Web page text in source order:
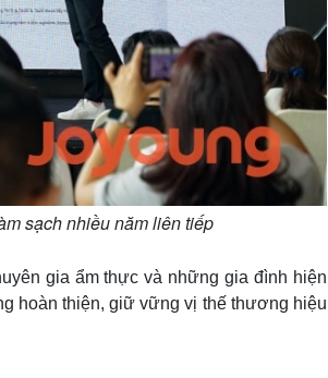
sạch nhiều năm liên tiếp
gia ẩm thực và những gia đình hiện
hoàn thiện, giữ vững vị thế thương hiệu